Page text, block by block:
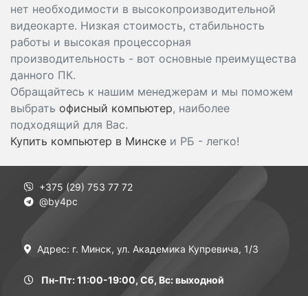
нет необходимости в высокопроизводительной
видеокарте. Низкая стоимость, стабильность
работы и высокая процессорная
производительность - вот основные преимущества
данного ПК.
Обращайтесь к нашим менеджерам и мы поможем
выбрать офисный компьютер, наиболее
подходящий для Вас.
Купить компьютер в Минске и РБ - легко!
+375 (29) 753 77 72
@by4pc
Адрес: г. Минск, ул. Академика Купревича, 1/3
Пн-Пт: 11:00-19:00, Сб, Вс: выходной